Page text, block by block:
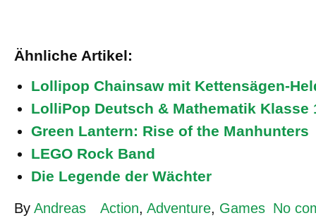
Ähnliche Artikel:
Lollipop Chainsaw mit Kettensägen-
LolliPop Deutsch & Mathematik Klasse
Green Lantern: Rise of the Manhunters
LEGO Rock Band
Die Legende der Wächter
By Andreas Action, Adventure, Games No